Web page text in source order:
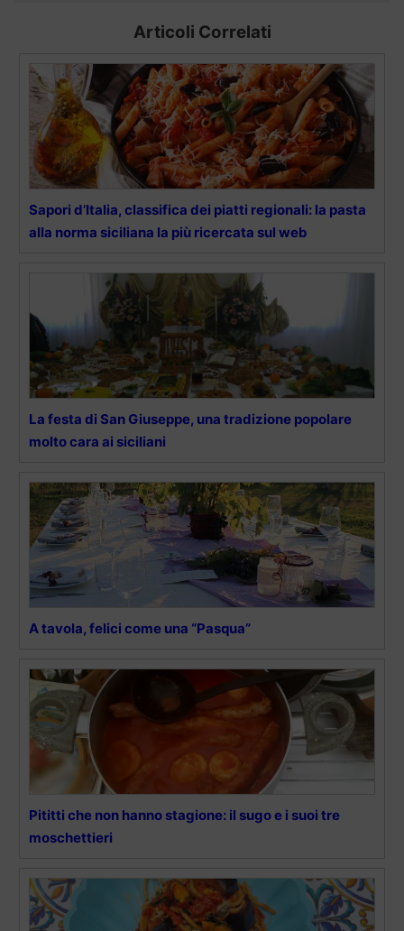
Articoli Correlati
Sapori d’Italia, classifica dei piatti regionali: la pasta
alla norma siciliana la più ricercata sul web
La festa di San Giuseppe, una tradizione popolare
molto cara ai siciliani
A tavola, felici come una “Pasqua”
Pititti che non hanno stagione: il sugo e i suoi tre
moschettieri